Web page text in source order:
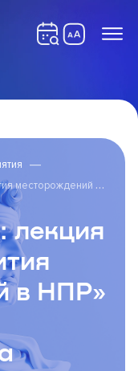
«
Трибуна.PRO»: лекция «История развития месторождений в НПР» Рината Мухаматуллина
лекция
в НПР»